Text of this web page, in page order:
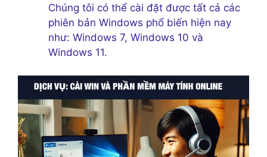
Chúng tôi có thể cài đặt được tất cả các
phiên bản Windows phổ biến hiện nay
như: Windows 7, Windows 10 và
Windows 11.